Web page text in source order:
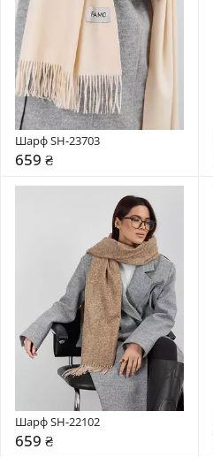
Шарф SH-23703
659 ₴
Шарф SH-22102
659 ₴